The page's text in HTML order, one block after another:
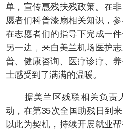
单，宣传惠残扶残政策。在
愿者们科普漆扇相关知识，
在志愿者们的指导下完成一件
另一边，来自美兰机场医护
普、健康咨询、医疗诊疗、
士感受到了满满的温暖。
据美兰区残联相关负责
动，在第35次全国助残日到
以此为契机，持续开展就业